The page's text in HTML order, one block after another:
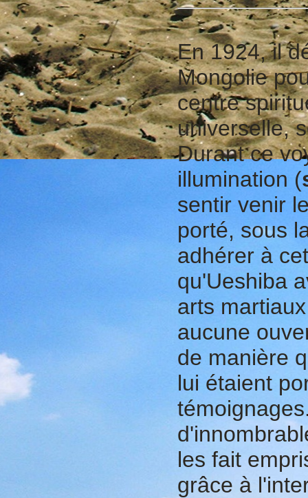
En 1924, il
Mongolie
centre
universelle,
Durant ce
illumination (
sentir venir
porté, sous
adhérer à
qu'Ueshiba
arts
aucune
de manière
lui étaient
les fait
grâce à